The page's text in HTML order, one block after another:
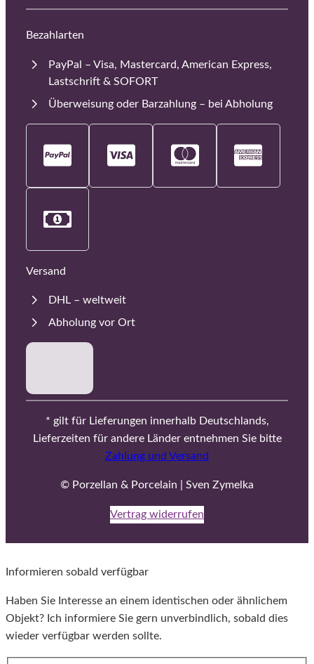
Bezahlarten
PayPal – Visa, Mastercard, American Express,
Lastschrift & SOFORT
Überweisung oder Barzahlung – bei Abholung
Versand
DHL – weltweit
Abholung vor Ort
* gilt für Lieferungen innerhalb Deutschlands,
Lieferzeiten für andere Länder entnehmen Sie bitte
Zahlung und Versand
© Porzellan & Porcelain | Sven Zymelka
Vertrag widerrufen
Informieren sobald verfügbar
Haben Sie Interesse an einem identischen oder ähnlichem
Objekt? Ich informiere Sie gern unverbindlich, sobald dies
wieder verfügbar werden sollte.